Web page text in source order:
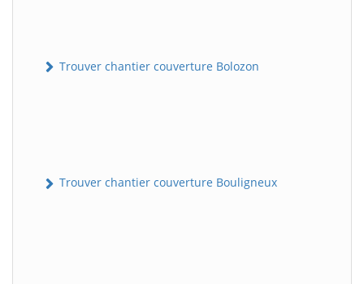
Trouver chantier couverture Bolozon
Trouver chantier couverture Bouligneux